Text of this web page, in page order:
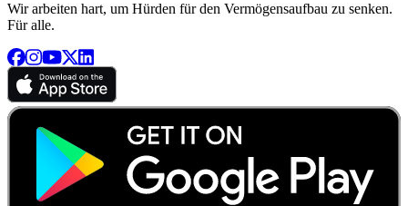
Wir arbeiten hart, um Hürden für den Vermögensaufbau zu senken.
Für alle.